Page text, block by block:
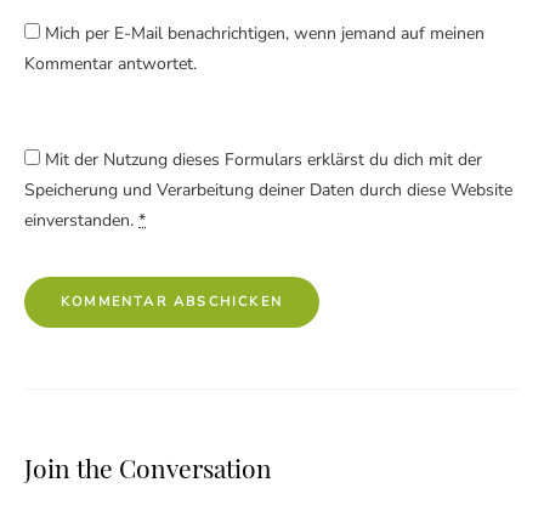
Mich per E-Mail benachrichtigen, wenn jemand auf meinen
Kommentar antwortet.
Mit der Nutzung dieses Formulars erklärst du dich mit der
Speicherung und Verarbeitung deiner Daten durch diese Website
einverstanden. *
Join the Conversation